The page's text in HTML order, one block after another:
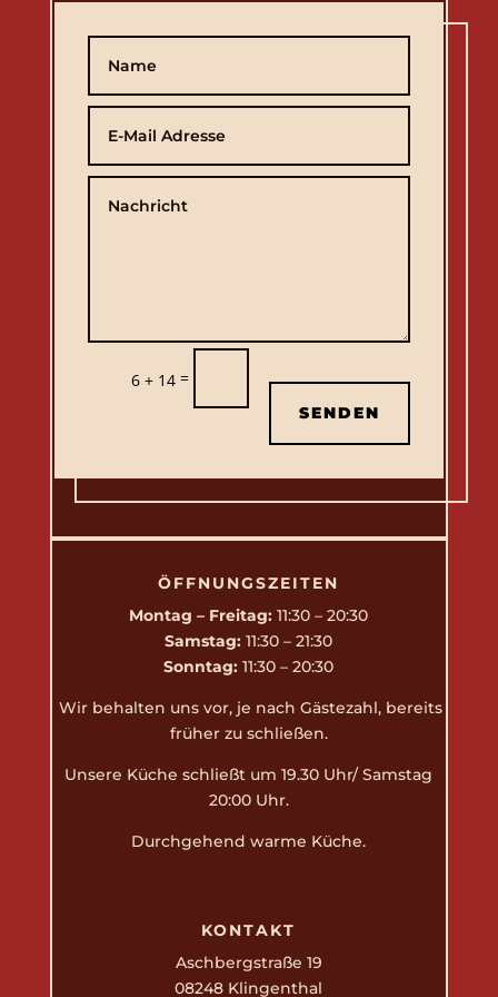
6 + 14 =
SENDEN
ÖFFNUNGSZEITEN
Montag – Freitag:11:30 – 20:30
Samstag:11:30 – 21:30
Sonntag:11:30 – 20:30
Wir behalten uns vor, je nach Gästezahl, bereits
früher zu schließen.
Unsere Küche schließt um 19.30 Uhr/ Samstag
20:00 Uhr.
Durchgehend warme Küche.
KONTAKT
Aschbergstraße 19
08248 Klingenthal